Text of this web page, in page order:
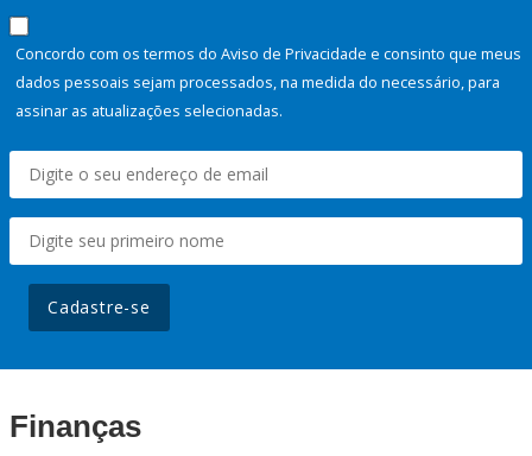
Concordo com os termos do Aviso de Privacidade e consinto que meus
dados pessoais sejam processados, na medida do necessário, para
assinar as atualizações selecionadas.
Cadastre-se
Finanças